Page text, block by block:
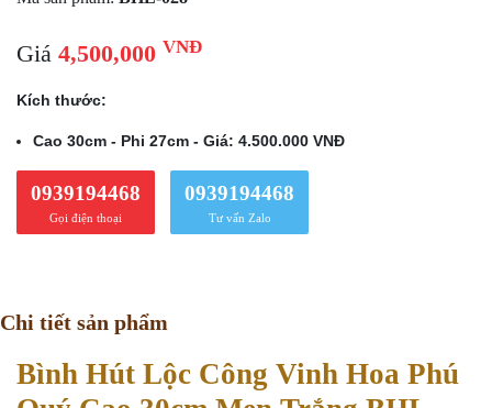
Giá 4,500,000 VNĐ
Kích thước:
Cao 30cm - Phi 27cm - Giá: 4.500.000 VNĐ
0939194468
Gọi điện thoại
0939194468
Tư vấn Zalo
Chi tiết sản phẩm
Bình Hút Lộc Công Vinh Hoa Phú